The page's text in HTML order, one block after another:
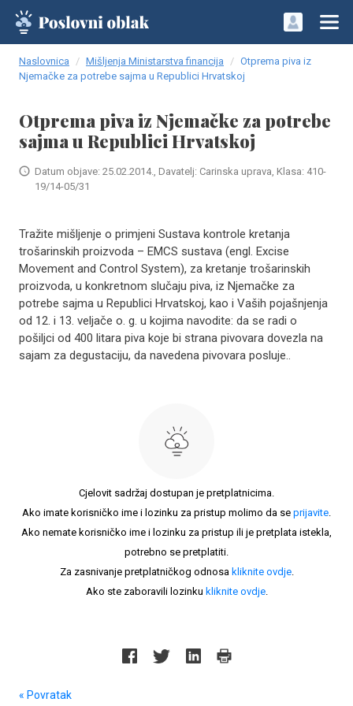
Naslovnica Mišljenja Ministarstva financija
Otprema piva iz
Njemačke za potrebe sajma u Republici Hrvatskoj
Otprema piva iz Njemačke za potrebe
sajma u Republici Hrvatskoj
Datum objave: 25.02.2014., Davatelj: Carinska uprava, Klasa: 410-
19/14-05/31
Tražite mišljenje o primjeni Sustava kontrole kretanja
trošarinskih proizvoda – EMCS sustava (engl. Excise
Movement and Control System), za kretanje trošarinskih
proizvoda, u konkretnom slučaju piva, iz Njemačke za
potrebe sajma u Republici Hrvatskoj, kao i Vaših pojašnjenja
od 12. i 13. veljače o. g. u kojima navodite: da se radi o
pošiljci od 400 litara piva koje bi strana pivovara dovezla na
sajam za degustaciju, da navedena pivovara posluje..
Cjelovit sadržaj dostupan je pretplatnicima.
Ako imate korisničko ime i lozinku za pristup molimo da se prijavite.
Ako nemate korisničko ime i lozinku za pristup ili je pretplata istekla,
potrebno se pretplatiti.
Za zasnivanje pretplatničkog odnosa kliknite ovdje.
Ako ste zaboravili lozinku kliknite ovdje.
« Povratak